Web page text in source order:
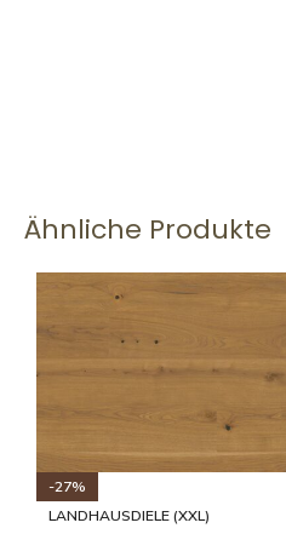
Ähnliche Produkte
-32%
LANDHAUSDIELE (XXXL)